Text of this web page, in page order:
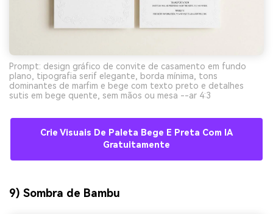
Prompt: design gráfico de convite de casamento em fundo
plano, tipografia serif elegante, borda mínima, tons
dominantes de marfim e bege com texto preto e detalhes
sutis em bege quente, sem mãos ou mesa --ar 4:3
Crie Visuais De Paleta Bege E Preta Com IA
Gratuitamente
9) Sombra de Bambu